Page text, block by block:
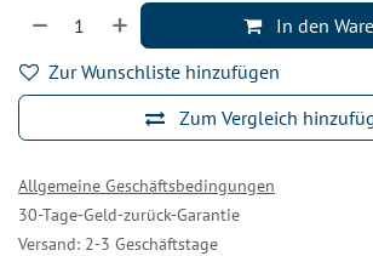
In den
Zum Vergleich
Zur Wunschliste hinzufügen
Allgemeine Geschäftsbedingungen
30-Tage-Geld-zurück-Garantie
Versand: 2-3 Geschäftstage